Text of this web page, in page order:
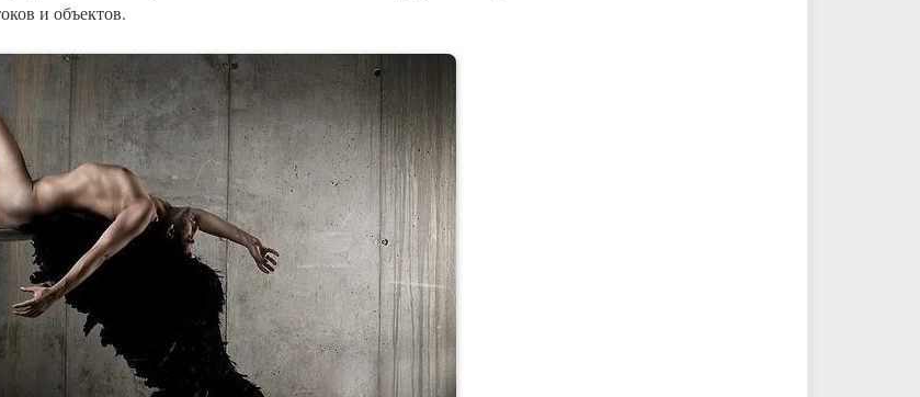
и объектов.